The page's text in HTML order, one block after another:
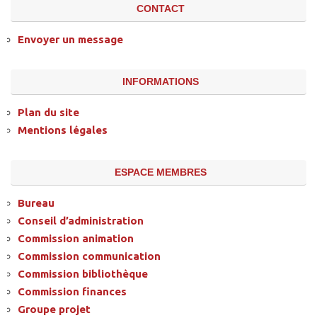
CONTACT
Envoyer un message
INFORMATIONS
Plan du site
Mentions légales
ESPACE MEMBRES
Bureau
Conseil d’administration
Commission animation
Commission communication
Commission bibliothèque
Commission finances
Groupe projet